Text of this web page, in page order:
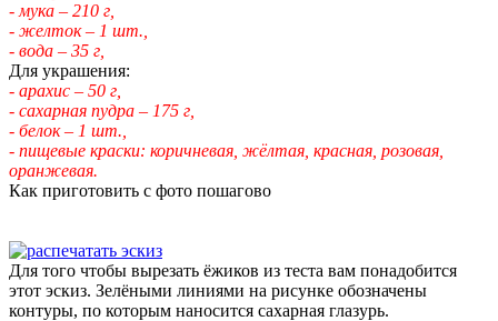
- мука – 210 г,
- желток – 1 шт.,
- вода – 35 г,
Для украшения:
- арахис – 50 г,
- сахарная пудра – 175 г,
- белок – 1 шт.,
- пищевые краски: коричневая, жёлтая, красная, розовая,
оранжевая.
Как приготовить с фото пошагово
Для того чтобы вырезать ёжиков из теста вам понадобится
этот эскиз. Зелёными линиями на рисунке обозначены
контуры, по которым наносится сахарная глазурь.